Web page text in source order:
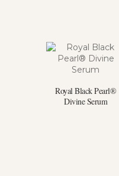
Royal Black Pearl®
Divine Serum